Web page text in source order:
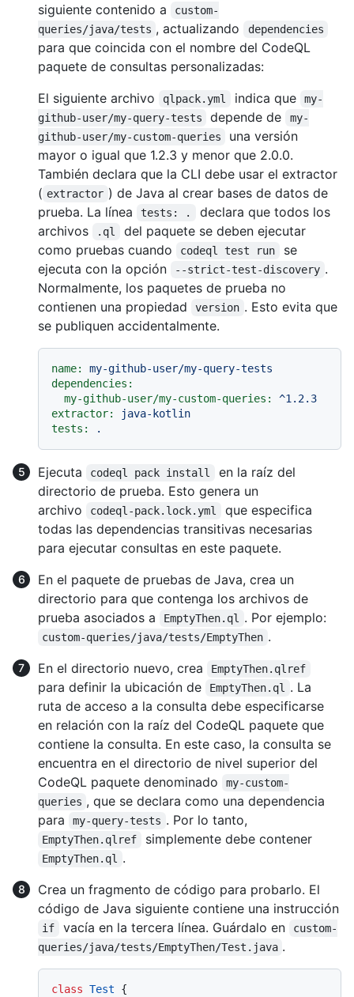
siguiente contenido a
custom-
queries/java/tests , actualizando dependencies
para que coincida con el nombre del CodeQL
paquete de consultas personalizadas:
El siguiente archivo
qlpack.yml indica que
my-
github-user/my-query-tests
depende de
my-
github-user/my-custom-queries
una versión
mayor o igual que 1.2.3 y menor que 2.0.0.
También declara que la CLI debe usar el extractor
( extractor ) de Java al crear bases de datos de
prueba. La línea
tests: .
declara que todos los
archivos
.ql
del paquete se deben ejecutar
como pruebas cuando
codeql test run
se
ejecuta con la opción
--strict-test-discovery .
Normalmente, los paquetes de prueba no
contienen una propiedad
version . Esto evita que
se publiquen accidentalmente.
name:
my-github-user/my-query-tests
dependencies:
my-github-user/my-custom-queries:
^1.2.3
extractor:
java-kotlin
tests:
.
Ejecuta codeql pack install
en la raíz del
directorio de prueba. Esto genera un
archivo
codeql-pack.lock.yml
que especifica
todas las dependencias transitivas necesarias
para ejecutar consultas en este paquete.
En el paquete de pruebas de Java, crea un
directorio para que contenga los archivos de
prueba asociados a
EmptyThen.ql . Por ejemplo:
custom-queries/java/tests/EmptyThen .
En el directorio nuevo, crea
EmptyThen.qlref
para definir la ubicación de EmptyThen.ql
. La
ruta de acceso a la consulta debe especificarse
en relación con la raíz del CodeQL paquete que
contiene la consulta. En este caso, la consulta se
encuentra en el directorio de nivel superior del
CodeQL paquete denominado
my-custom-
queries , que se declara como una dependencia
para
my-query-tests . Por lo tanto,
EmptyThen.qlref simplemente debe contener
EmptyThen.ql
.
Crea un fragmento de código para probarlo. El
código de Java siguiente contiene una instrucción
if vacía en la tercera línea. Guárdalo en
custom-
queries/java/tests/EmptyThen/Test.java .
class Test {